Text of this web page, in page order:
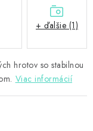
hrotov so stabilnou
Viac informácií
+ ďalšie (1)